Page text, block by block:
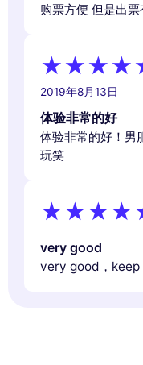
购票方便 但是出
2019年8月13日
体验非常的好
体验非常的好！男
玩笑
very good
very good，keep